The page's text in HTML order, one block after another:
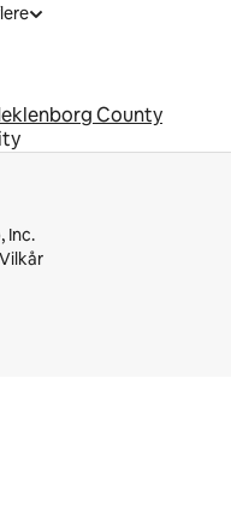
County
Inc.
Vilkår